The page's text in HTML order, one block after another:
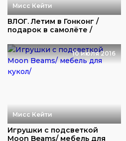
Мисс Кейти
ВЛОГ. Летим в Гонконг /
подарок в самолёте /
10 июля 2016
Мисс Кейти
Игрушки с подсветкой
Moon Beams/ мебель для